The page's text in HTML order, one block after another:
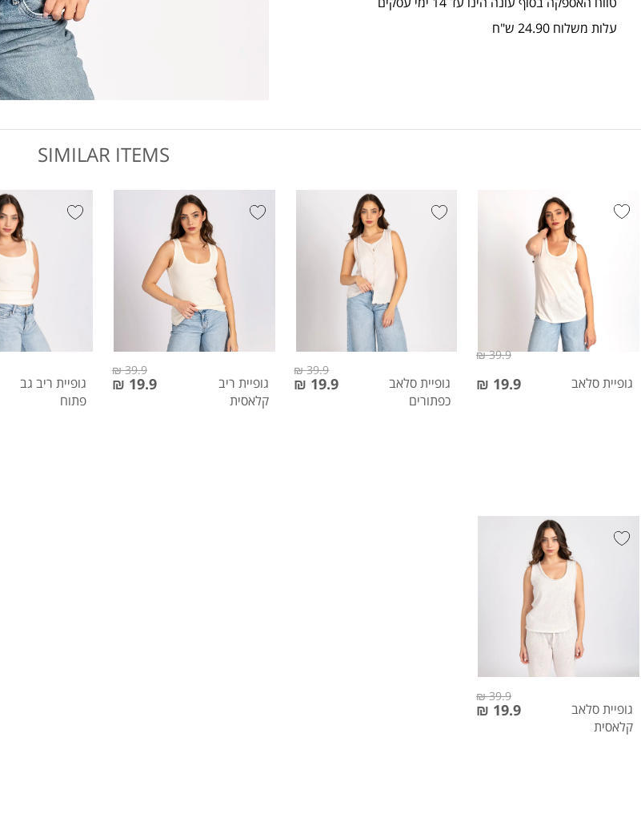
עלות משלוח 24.90 ש"ח
SIMILAR ITEMS
גופיית סלאב 19.9 ₪
39.9 ₪
גופיית סלאב
כפתורים
19.9 ₪
39.9 ₪
גופיית ריב
קלאסית
19.9 ₪
39.9 ₪
גופיית ריב גב
פתוח
גופיית סלאב
קלאסית
19.9 ₪
39.9 ₪